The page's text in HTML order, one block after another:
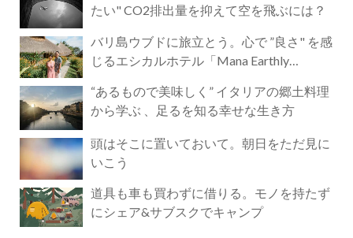
たい" CO2排出量を抑えて空を飛ぶには？
バリ島ウブドに旅立とう。心で ”良さ" を感
じるエシカルホテル「Mana Earthly
“あるもので美味しく” イタリアの郷土料理
から学ぶ 、足るを知る幸せな生き方
頭はそこに置いておいて。朝日をただ見に
いこう
道具も車も買わずに借りる。モノを持たず
にシェア&サブスクでキャンプ